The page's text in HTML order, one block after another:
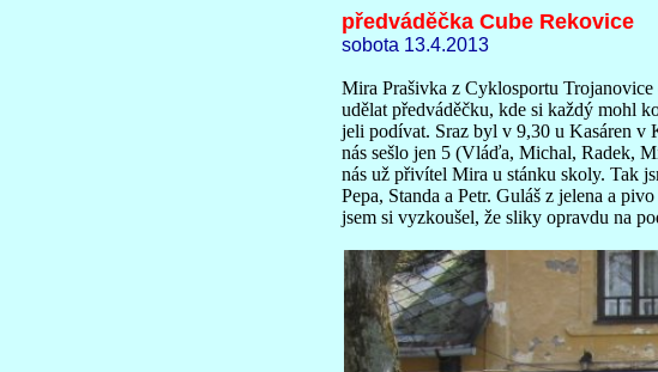
předváděčka Cube Rekovice
sobota 13.4.2013
Mira Prašivka z Cyklosportu Trojanovice
udělat předváděčku, kde si každý mohl
jeli podívat. Sraz byl v 9,30 u Kasáren v
nás sešlo jen 5 (Vláďa, Michal, Radek,
nás už přivítel Mira u stánku skoly. Tak
Pepa, Standa a Petr. Guláš z jelena a
jsem si vyzkoušel, že sliky opravdu na